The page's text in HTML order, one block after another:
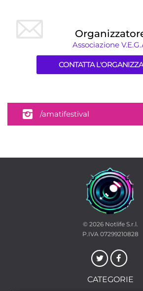
Associazione
CONTATTA
/amatifestival
© 2026 Notlife S.r.l.
P.IVA 07299210828
CATEGORIE